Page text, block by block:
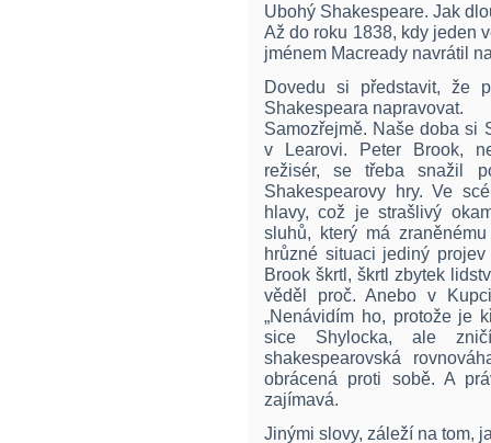
Ubohý Shakespeare. Jak
Až do roku 1838, kdy jeden
jménem Macready navrátil
Dovedu si představit, že
Shakespeara napravovat.
Samozřejmě. Naše doba si
v Learovi. Peter Brook,
režisér, se třeba snažil
Shakespearovy hry. Ve
hlavy, což je strašlivý
sluhů, který má
hrůzné situaci jediný
Brook škrtl, škrtl zbytek
věděl proč. Anebo v
„Nenávidím ho, protože je
sice Shylocka, ale
shakespearovská
obrácená proti sobě. A
zajímavá.
Jinými slovy, záleží na tom,